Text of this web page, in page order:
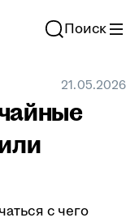
Поиск
21.05.2026
с чего